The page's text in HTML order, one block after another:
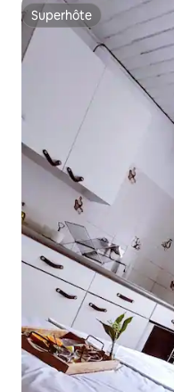
Superhôte
Superhôte